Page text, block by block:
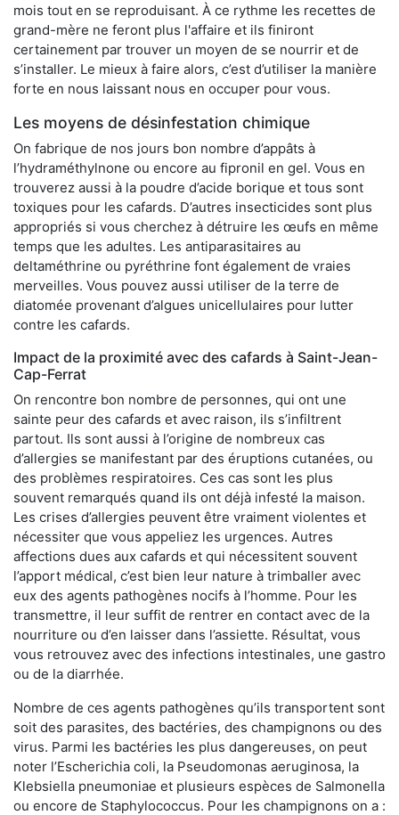
mois tout en se reproduisant. À ce rythme les recettes de
grand-mère ne feront plus l'affaire et ils finiront
certainement par trouver un moyen de se nourrir et de
s’installer. Le mieux à faire alors, c’est d’utiliser la manière
forte en nous laissant nous en occuper pour vous.
Les moyens de désinfestation chimique
On fabrique de nos jours bon nombre d’appâts à
l’hydraméthylnone ou encore au fipronil en gel. Vous en
trouverez aussi à la poudre d’acide borique et tous sont
toxiques pour les cafards. D’autres insecticides sont plus
appropriés si vous cherchez à détruire les œufs en même
temps que les adultes. Les antiparasitaires au
deltaméthrine ou pyréthrine font également de vraies
merveilles. Vous pouvez aussi utiliser de la terre de
diatomée provenant d’algues unicellulaires pour lutter
contre les cafards.
Impact de la proximité avec des cafards à Saint-Jean-
Cap-Ferrat
On rencontre bon nombre de personnes, qui ont une
sainte peur des cafards et avec raison, ils s’infiltrent
partout. Ils sont aussi à l’origine de nombreux cas
d’allergies se manifestant par des éruptions cutanées, ou
des problèmes respiratoires. Ces cas sont les plus
souvent remarqués quand ils ont déjà infesté la maison.
Les crises d’allergies peuvent être vraiment violentes et
nécessiter que vous appeliez les urgences. Autres
affections dues aux cafards et qui nécessitent souvent
l’apport médical, c’est bien leur nature à trimballer avec
eux des agents pathogènes nocifs à l’homme. Pour les
transmettre, il leur suffit de rentrer en contact avec de la
nourriture ou d’en laisser dans l’assiette. Résultat, vous
vous retrouvez avec des infections intestinales, une gastro
ou de la diarrhée.
Nombre de ces agents pathogènes qu’ils transportent sont
soit des parasites, des bactéries, des champignons ou des
virus. Parmi les bactéries les plus dangereuses, on peut
noter l’Escherichia coli, la Pseudomonas aeruginosa, la
Klebsiella pneumoniae et plusieurs espèces de Salmonella
ou encore de Staphylococcus. Pour les champignons on a :